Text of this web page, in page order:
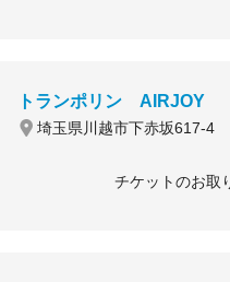
トランポリン AIRJOY
埼玉県川越市下赤坂617-4
チケットのお取